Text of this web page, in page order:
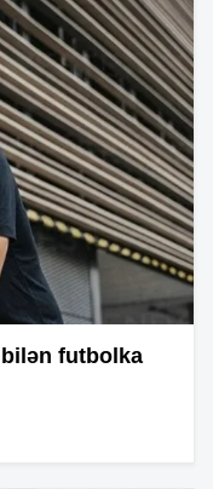
futbolka